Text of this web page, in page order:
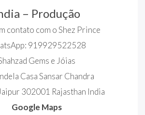
– Produção
contato com o Shez Prince
919929522528
Gems e Jóias
Casa Sansar Chandra
302001 Rajasthan India
Google Maps